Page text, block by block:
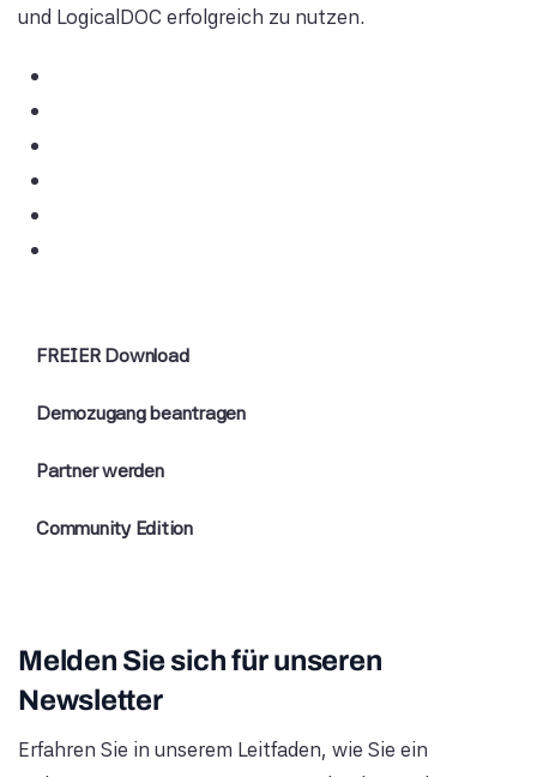
und LogicalDOC erfolgreich zu nutzen.
FREIER Download
Demozugang beantragen
Partner werden
Community Edition
Melden Sie sich für unseren
Newsletter
Erfahren Sie in unserem Leitfaden, wie Sie ein